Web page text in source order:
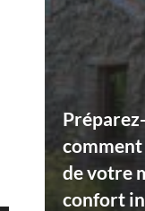
de votre
confort